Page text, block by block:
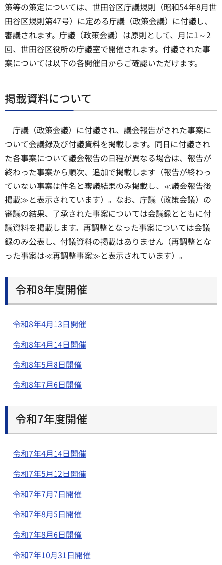
策等の策定については、世田谷区庁議規則（昭和54年8月世
田谷区規則第47号）に定める庁議（政策会議）に付議し、
審議されます。庁議（政策会議）は原則として、月に1～2
回、世田谷区役所の庁議室で開催されます。付議された事
案については以下の各開催日からご確認いただけます。
掲載資料について
庁議（政策会議）に付議され、議会報告がされた事案に
ついて会議録及び付議資料を掲載します。同日に付議され
た各事案について議会報告の日程が異なる場合は、報告が
終わった事案から順次、追加で掲載します（報告が終わっ
ていない事案は件名と審議結果のみ掲載し、≪議会報告後
掲載≫と表示されています）。なお、庁議（政策会議）の
審議の結果、了承された事案については会議録とともに付
議資料を掲載します。再調整となった事案については会議
録のみ公表し、付議資料の掲載はありません（再調整とな
った事案は≪再調整事案≫と表示されています）。
令和8年度開催
令和8年4月13日開催
令和8年4月14日開催
令和8年5月8日開催
令和8年7月6日開催
令和7年度開催
令和7年4月14日開催
令和7年5月12日開催
令和7年7月7日開催
令和7年8月5日開催
令和7年8月6日開催
令和7年10月31日開催